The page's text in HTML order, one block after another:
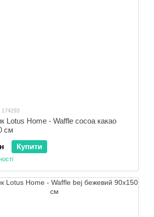
174293
Lotus Home - Waffle cocoa какао
см
Купити